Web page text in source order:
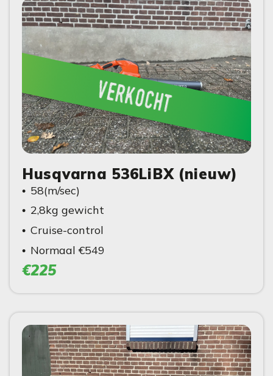
verkocht
Husqvarna 536LiBX (nieuw)
58(m/sec)
2,8kg gewicht
Cruise-control
Normaal €549
€225